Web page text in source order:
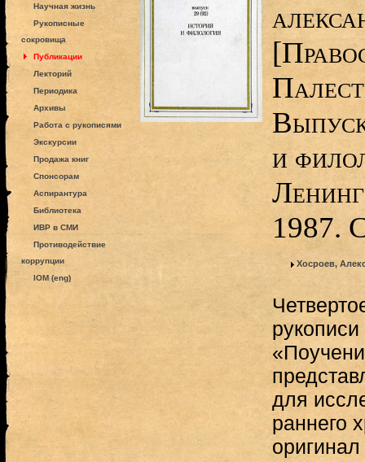
Научная жизнь
Рукописные
сокровища
Публикации
Лекторий
Периодика
Архивы
Работа с рукописями
Экскурсии
Продажа книг
Спонсорам
Аспирантура
Библиотека
ИВР в СМИ
Противодействие
коррупции
IOM (eng)
и
1987.
Хосроев,
для
раннего